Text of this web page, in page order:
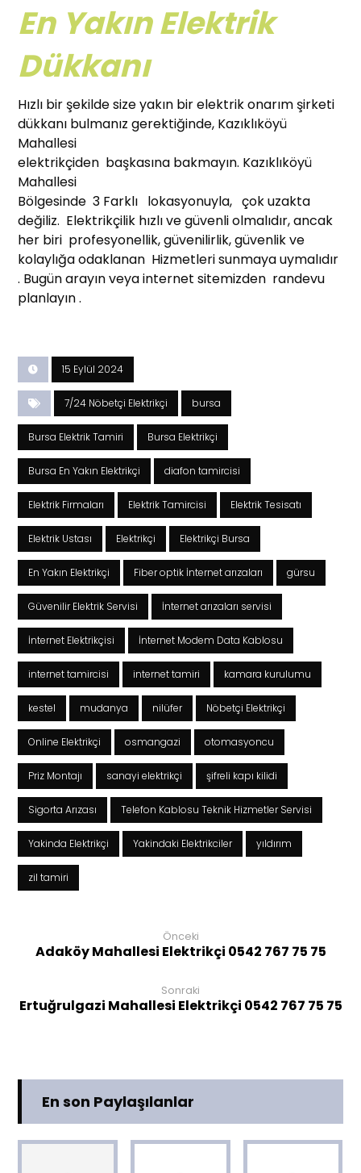
En Yakın Elektrik
Dükkanı
Hızlı bir şekilde size yakın bir elektrik onarım şirketi
dükkanı bulmanız gerektiğinde, Kazıklıköyü
Mahallesi
elektrikçiden başkasına bakmayın. Kazıklıköyü
Mahallesi
Bölgesinde 3 Farklı lokasyonuyla, çok uzakta
değiliz. Elektrikçilik hızlı ve güvenli olmalıdır, ancak
her biri profesyonellik, güvenilirlik, güvenlik ve
kolaylığa odaklanan Hizmetleri sunmaya uymalıdır
. Bugün arayın veya internet sitemizden randevu
planlayın .
15 Eylül 2024
7/24 Nöbetçi Elektrikçi bursa
Bursa Elektrik Tamiri Bursa Elektrikçi
Bursa En Yakın Elektrikçi diafon tamircisi
Elektrik Firmaları Elektrik Tamircisi Elektrik Tesisatı
Elektrik Ustası Elektrikçi Elektrikçi Bursa
En Yakın Elektrikçi Fiber optik İnternet arızaları gürsu
Güvenilir Elektrik Servisi İnternet arızaları servisi
İnternet Elektrikçisi İnternet Modem Data Kablosu
internet tamircisi internet tamiri kamara kurulumu
kestel mudanya nilüfer Nöbetçi Elektrikçi
Online Elektrikçi osmangazi otomasyoncu
Priz Montajı sanayi elektrikçi şifreli kapı kilidi
Sigorta Arızası Telefon Kablosu Teknik Hizmetler Servisi
Yakinda Elektrikçi Yakindaki Elektrikciler yıldırım
zil tamiri
Önceki
Adaköy Mahallesi Elektrikçi 0542 767 75 75
Sonraki
Ertuğrulgazi Mahallesi Elektrikçi 0542 767 75 75
En son Paylaşılanlar